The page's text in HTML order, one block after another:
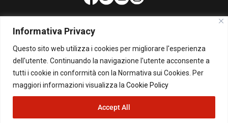
Informativa Privacy
Questo sito web utilizza i cookies per migliorare l'esperienza
dell'utente. Continuando la navigazione l'utente acconsente a
tutti i cookie in conformità con la Normativa sui Cookies. Per
maggiori informazioni visualizza la Cookie Policy
Accept All
PUBBLICITA'
Per la tua pubblicità su questo Blog:
pubblicita@beppegrillo.it
© Copyright 2026 - Il Blog di Beppe Grillo. All Rights Reserved - Powered by
happygrafic.com